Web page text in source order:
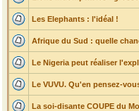
Les Elephants : l'idéal !
Afrique du Sud : quelle
Le Nigeria peut réaliser
Le VUVU. Qu'en pensez-
La soi-disante COUPE du